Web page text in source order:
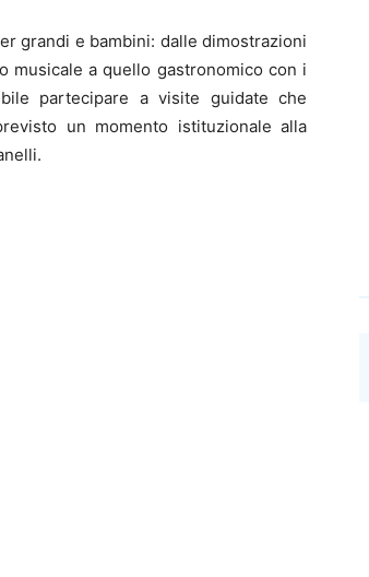
grandi e bambini: dalle dimostrazioni
musicale a quello gastronomico con i
partecipare a visite guidate che
un momento istituzionale alla